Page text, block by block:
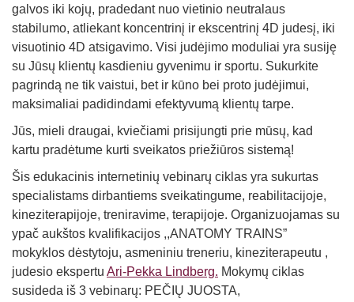
galvos iki kojų, pradedant nuo vietinio neutralaus
stabilumo, atliekant koncentrinį ir ekscentrinį 4D judesį, iki
visuotinio 4D atsigavimo. Visi judėjimo moduliai yra susiję
su Jūsų klientų kasdieniu gyvenimu ir sportu. Sukurkite
pagrindą ne tik vaistui, bet ir kūno bei proto judėjimui,
maksimaliai padidindami efektyvumą klientų tarpe.
Jūs, mieli draugai, kviečiami prisijungti prie mūsų, kad
kartu pradėtume kurti sveikatos priežiūros sistemą!
Šis edukacinis internetinių vebinarų ciklas yra sukurtas
specialistams dirbantiems sveikatingume, reabilitacijoje,
kineziterapijoje, treniravime, terapijoje. Organizuojamas su
ypač aukštos kvalifikacijos ,,ANATOMY TRAINS”
mokyklos dėstytoju, asmeniniu treneriu, kineziterapeutu ,
judesio ekspertu Ari-Pekka Lindberg. Mokymų ciklas
susideda iš 3 vebinarų: PEČIŲ JUOSTA,